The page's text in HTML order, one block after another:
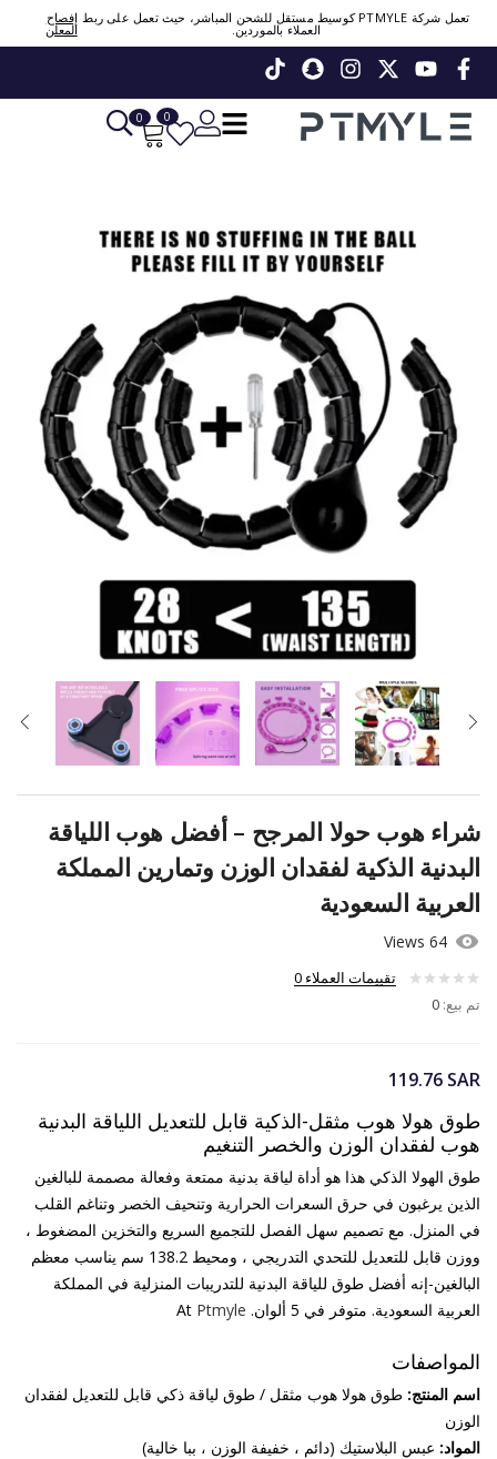
تعمل شركة PTMYLE كوسيط مستقل للشحن المباشر، حيث تعمل على ربط
العملاء بالموردين.
إفصاح
المعلن
0
0
Sign in or create account
Or Login Using
شراء هوب حولا المرجح – أفضل هوب اللياقة
البدنية الذكية لفقدان الوزن وتمارين المملكة
العربية السعودية
64 Views
تقييمات العملاء 0
تم بيع: 0
119.76 SAR
طوق هولا هوب مثقل-الذكية قابل للتعديل اللياقة البدنية
هوب لفقدان الوزن والخصر التنغيم
طوق الهولا الذكي هذا هو أداة لياقة بدنية ممتعة وفعالة مصممة للبالغين
الذين يرغبون في حرق السعرات الحرارية وتنحيف الخصر وتناغم القلب
في المنزل. مع تصميم سهل الفصل للتجميع السريع والتخزين المضغوط ،
ووزن قابل للتعديل للتحدي التدريجي ، ومحيط 138.2 سم يناسب معظم
البالغين-إنه أفضل طوق للياقة البدنية للتدريبات المنزلية في المملكة
العربية السعودية. متوفر في 5 ألوان. At
Ptmyle
المواصفات
اسم المنتج: طوق هولا هوب مثقل / طوق لياقة ذكي قابل للتعديل لفقدان
الوزن
المواد: عبس البلاستيك (دائم ، خفيفة الوزن ، ببا خالية)